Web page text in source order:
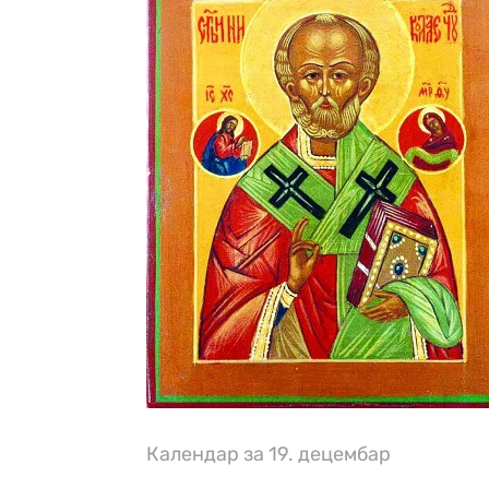
Календар за 19. децембар